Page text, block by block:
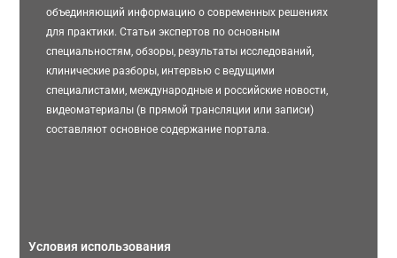
объединяющий информацию о современных решениях
для практики. Статьи экспертов по основным
специальностям, обзоры, результаты исследований,
клинические разборы, интервью с ведущими
специалистами, международные и российские новости,
видеоматериалы (в прямой трансляции или записи)
составляют основное содержание портала.
Условия использования